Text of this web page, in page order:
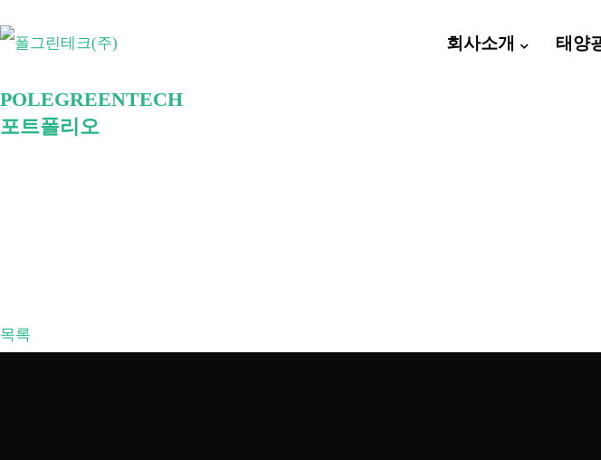
폴그린테크(주)
태양광 발전사업 · 정부지원사업 · 철구조
업입니다. 정부지원사업 컨설팅부터 구조
회사소개 태양
POLEGREENTECH
포트폴리오
목록